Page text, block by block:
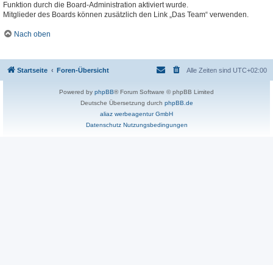
Funktion durch die Board-Administration aktiviert wurde.
Mitglieder des Boards können zusätzlich den Link „Das Team“ verwenden.
Nach oben
Startseite Foren-Übersicht Alle Zeiten sind UTC+02:00
Powered by phpBB® Forum Software © phpBB Limited
Deutsche Übersetzung durch phpBB.de
aliaz werbeagentur GmbH
Datenschutz Nutzungsbedingungen